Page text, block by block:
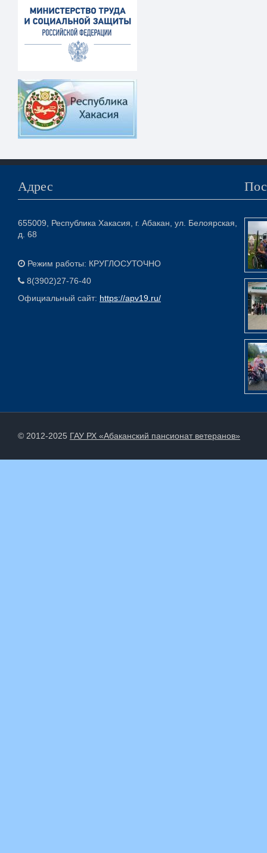
Адрес
655009, Республика Хакасия, г. Абакан, ул. Белоярская,
д. 68
Режим работы: КРУГЛОСУТОЧНО
8(3902)27-76-40
Официальный сайт: https://apv19.ru/
© 2012-2025 ГАУ РХ «Абаканский пансионат ветеранов»